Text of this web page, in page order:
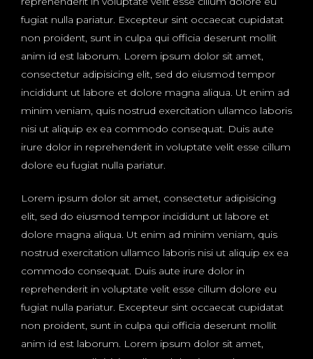
fugiat nulla pariatur. Excepteur sint occaecat cupidatat
non proident, sunt in culpa qui officia deserunt mollit
anim id est laborum. Lorem ipsum dolor sit amet,
consectetur adipisicing elit, sed do eiusmod tempor
incididunt ut labore et dolore magna aliqua. Ut enim ad
minim veniam, quis nostrud exercitation ullamco laboris
nisi ut aliquip ex ea commodo consequat. Duis aute
irure dolor in reprehenderit in voluptate velit esse cillum
dolore eu fugiat nulla pariatur.
Lorem ipsum dolor sit amet, consectetur adipisicing
elit, sed do eiusmod tempor incididunt ut labore et
dolore magna aliqua. Ut enim ad minim veniam, quis
nostrud exercitation ullamco laboris nisi ut aliquip ex ea
commodo consequat. Duis aute irure dolor in
reprehenderit in voluptate velit esse cillum dolore eu
fugiat nulla pariatur. Excepteur sint occaecat cupidatat
non proident, sunt in culpa qui officia deserunt mollit
anim id est laborum. Lorem ipsum dolor sit amet,